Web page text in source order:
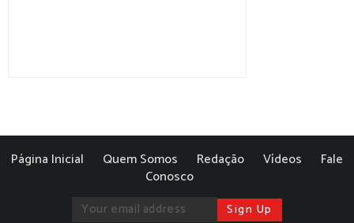
Página Inicial Quem Somos Redação Vídeos
Fale
Conosco